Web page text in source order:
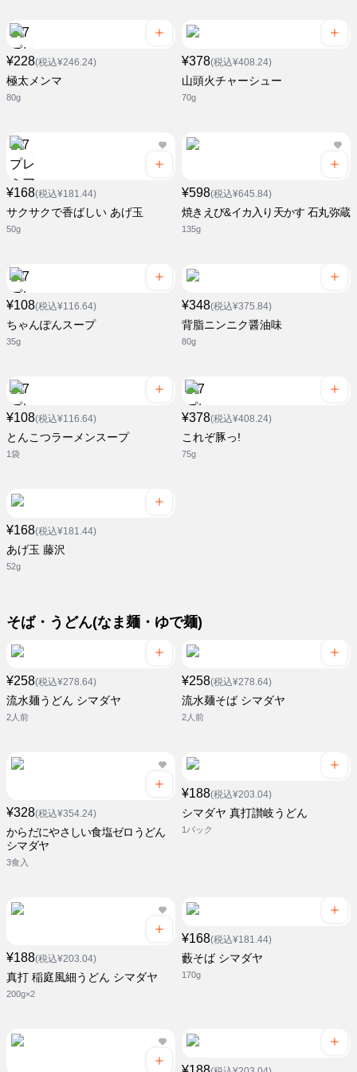
¥228(税込¥246.24)
極太メンマ
80g
¥378(税込¥408.24)
山頭火チャーシュー
70g
¥168(税込¥181.44)
サクサクで香ばしい あげ玉
50g
¥598(税込¥645.84)
焼きえび&イカ入り天かす 石丸弥蔵
135g
¥108(税込¥116.64)
ちゃんぽんスープ
35g
¥348(税込¥375.84)
背脂ニンニク醤油味
80g
¥108(税込¥116.64)
とんこつラーメンスープ
1袋
¥378(税込¥408.24)
これぞ豚っ!
75g
¥168(税込¥181.44)
あげ玉 藤沢
52g
そば・うどん(なま麺・ゆで麺)
¥258(税込¥278.64)
流水麺うどん シマダヤ
2人前
¥258(税込¥278.64)
流水麺そば シマダヤ
2人前
¥328(税込¥354.24)
からだにやさしい食塩ゼロうどん
シマダヤ
3食入
¥188(税込¥203.04)
シマダヤ 真打讃岐うどん
1パック
¥188(税込¥203.04)
真打 稲庭風細うどん シマダヤ
200g×2
¥168(税込¥181.44)
藪そば シマダヤ
170g